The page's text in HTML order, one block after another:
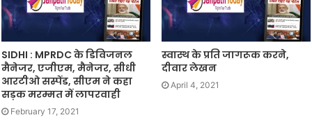
SIDHI : MPRDC के डिविजनल
मैनेजर, एजीएम, मैनेजर, सीधी
आरटीओ सस्पेंड, सीएम ने कहा
सड़क मरम्मत में लापरवाही
February 17, 2021
स्वास्थ के प्रति जागरूक करने,
दीवार लेखन
April 4, 2021